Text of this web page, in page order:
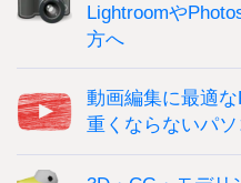
Lightroomや
方へ
動画編集に最適な
重くならないパ